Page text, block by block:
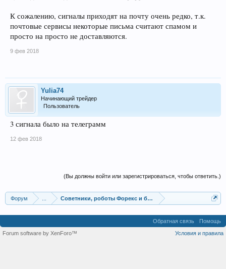
К сожалению, сигналы приходят на почту очень редко, т.к.
почтовые сервисы некоторые письма считают спамом и
просто на просто не доставляются.
9 фев 2018
Yulia74
Начинающий трейдер
Пользователь
3 сигнала было на телеграмм
12 фев 2018
(Вы должны войти или зарегистрироваться, чтобы ответить.)
Форум ... Советники, роботы Форекс и бинарных опционов
Обратная связь
Помощь
Условия и правила
Forum software by XenForo™